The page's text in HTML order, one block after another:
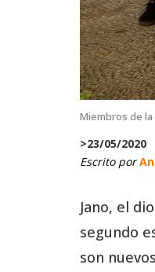
Miembros de
>23/05/2020
Escrito por
Jano, el
segundo
son